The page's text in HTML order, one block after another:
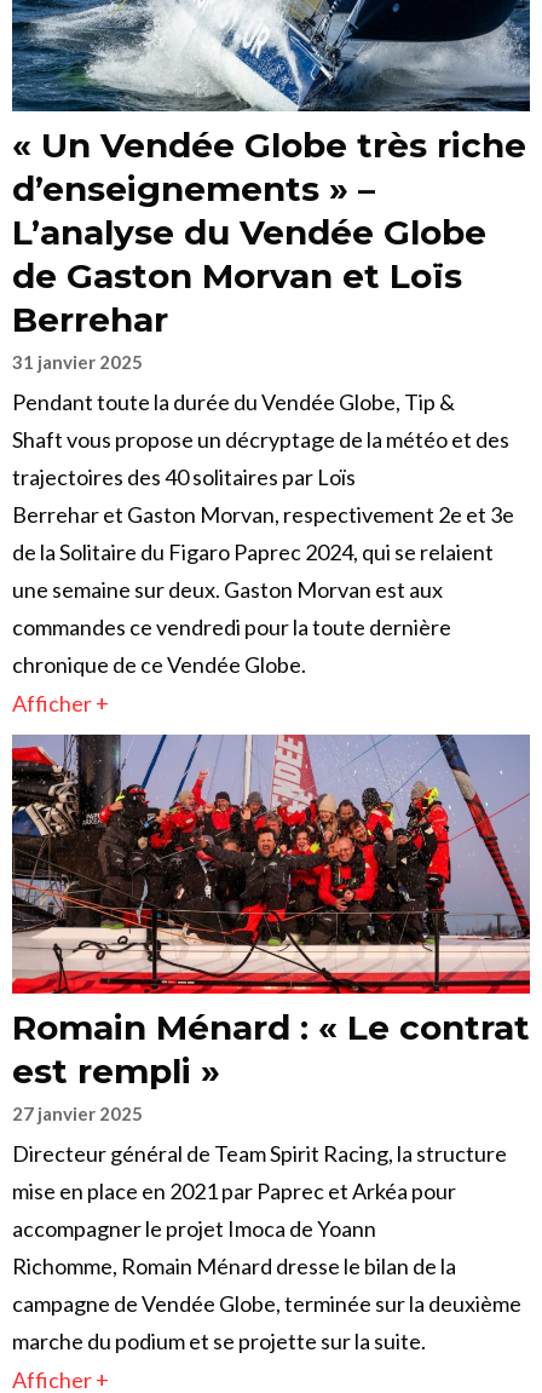
« Un Vendée Globe très riche
d’enseignements » –
L’analyse du Vendée Globe
de Gaston Morvan et Loïs
Berrehar
31 janvier 2025
Pendant toute la durée du Vendée Globe, Tip &
Shaft vous propose un décryptage de la météo et des
trajectoires des 40 solitaires par Loïs
Berrehar et Gaston Morvan, respectivement 2e et 3e
de la Solitaire du Figaro Paprec 2024, qui se relaient
une semaine sur deux. Gaston Morvan est aux
commandes ce vendredi pour la toute dernière
chronique de ce Vendée Globe.
Afficher +
Romain Ménard : « Le contrat
est rempli »
27 janvier 2025
Directeur général de Team Spirit Racing, la structure
mise en place en 2021 par Paprec et Arkéa pour
accompagner le projet Imoca de Yoann
Richomme, Romain Ménard dresse le bilan de la
campagne de Vendée Globe, terminée sur la deuxième
marche du podium et se projette sur la suite.
Afficher +